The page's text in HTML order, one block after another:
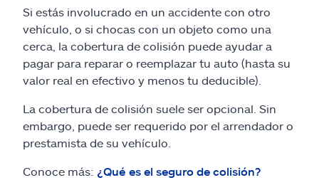
Si estás involucrado en un accidente con otro
vehículo, o si chocas con un objeto como una
cerca, la cobertura de colisión puede ayudar a
pagar para reparar o reemplazar tu auto (hasta su
valor real en efectivo y menos tu deducible).
La cobertura de colisión suele ser opcional. Sin
embargo, puede ser requerido por el arrendador o
prestamista de su vehículo.
Conoce más: ¿Qué es el seguro de colisión?